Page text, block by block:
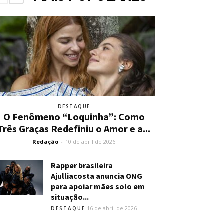
DESTAQUE
O Fenômeno “Loquinha”: Como
Graças Redefiniu o Amor e a...
Redação - 10 de abril de 2026
Rapper brasileira
Ajulliacosta anuncia ONG
para apoiar mães solo em
situação...
DESTAQUE 16 de abril de 2026